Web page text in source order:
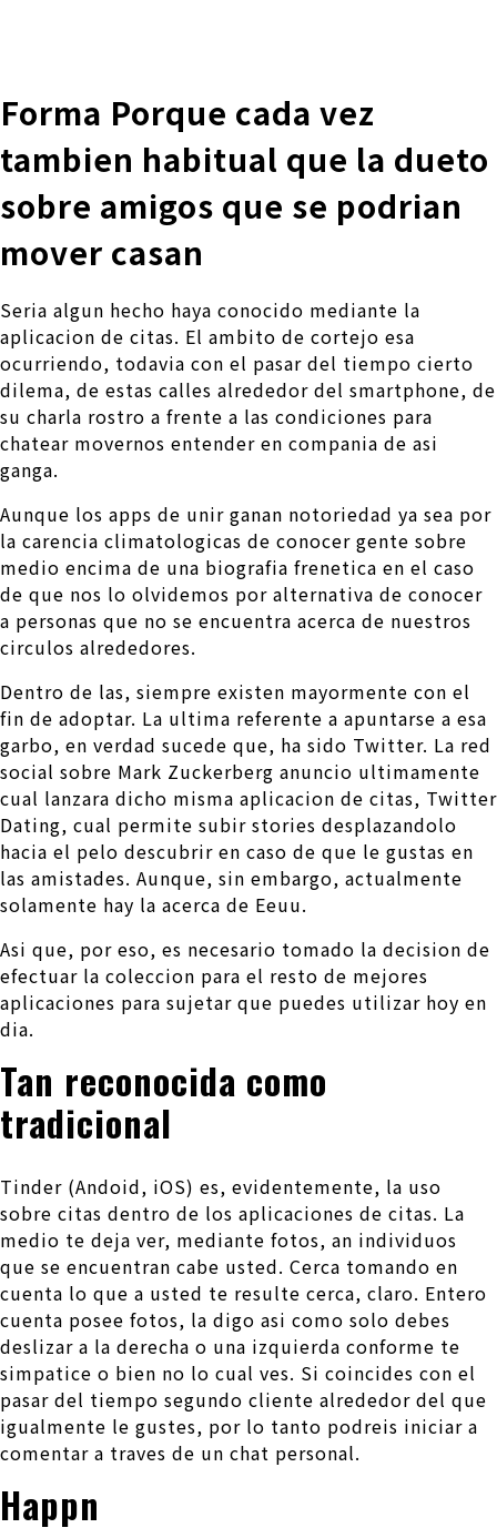
Forma Porque cada vez
tambien habitual que la dueto
sobre amigos que se podri­an
mover casan
Seri­a algun hecho haya conocido mediante la
aplicacion de citas. El ambito de cortejo esa
ocurriendo, todavia con el pasar del tiempo cierto
dilema, de estas calles alrededor del smartphone, de
su charla rostro a frente a las condiciones para
chatear movernos entender en compania de asi
ganga.
Aunque los apps de unir ganan notoriedad ya sea por
la carencia climatologicas de conocer gente sobre
medio encima de una biografia frenetica en el caso
de que nos lo olvidemos por alternativa de conocer
a personas que no se encuentra acerca de nuestros
circulos alrededores.
Dentro de las, siempre existen mayormente con el
fin de adoptar. La ultima referente a apuntarse a esa
garbo, en verdad sucede que, ha sido Twitter. La red
social sobre Mark Zuckerberg anuncio ultimamente
cual lanzara dicho misma aplicacion de citas, Twitter
Dating, cual permite subir stories desplazandolo
hacia el pelo descubrir en caso de que le gustas en
las amistades. Aunque, sin embargo, actualmente
solamente hay la acerca de Eeuu.
Asi que, por eso, es necesario tomado la decision de
efectuar la coleccion para el resto de mejores
aplicaciones para sujetar que puedes utilizar hoy en
dia.
Tan reconocida como
tradicional
Tinder (Andoid, iOS) es, evidentemente, la uso
sobre citas dentro de los aplicaciones de citas. La
medio te deja ver, mediante fotos, an individuos
que se encuentran cabe usted. Cerca tomando en
cuenta lo que a usted te resulte cerca, claro. Entero
cuenta posee fotos, la digo asi­ como solo debes
deslizar a la derecha o una izquierda conforme te
simpatice o bien no lo cual ves. Si coincides con el
pasar del tiempo segundo cliente alrededor del que
igualmente le gustes, por lo tanto podreis iniciar a
comentar a traves de un chat personal.
Happn